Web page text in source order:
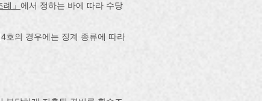
」 에서 정하는 바에 따라 수당
호의 경우에는 징계 종류에 따라